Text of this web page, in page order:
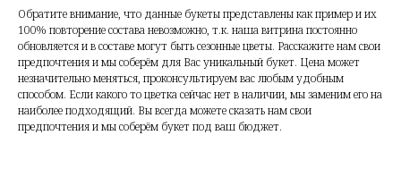
Обратите внимание, что данные букеты представлены как пример и их
100% повторение состава невозможно, т.к. наша витрина постоянно
обновляется и в составе могут быть сезонные цветы. Расскажите нам свои
предпочтения и мы соберём для Вас уникальный букет. Цена может
незначительно меняться, проконсультируем вас любым удобным
способом. Если какого то цветка сейчас нет в наличии, мы заменим его на
наиболее подходящий. Вы всегда можете сказать нам свои
предпочтения и мы соберём букет под ваш бюджет.